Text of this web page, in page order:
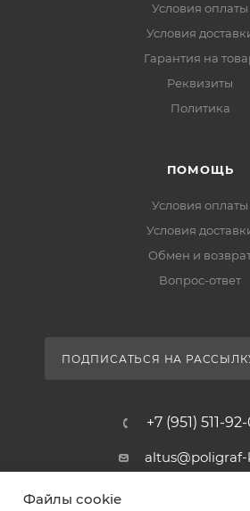
Условия оплаты
Условия
Гарантия на
Реквизиты
Политика
ПОМОЩЬ
Условия оплаты
Условия
Обмен и
Вопрос-ответ
ПОДПИСАТЬСЯ НА
+7 (951) 511-92-
Магазин-склад ТЦ
Файлы cookie